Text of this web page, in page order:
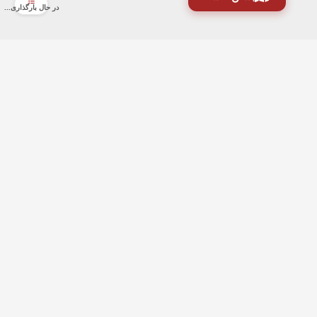
در حال بارگذاری...